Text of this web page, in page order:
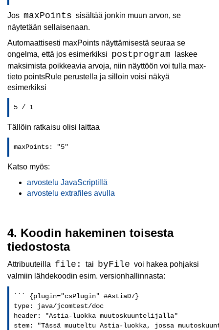
Jos maxPoints sisältää jonkin muun arvon, se
näytetään sellaisenaan.
Automaattisesti maxPoints näyttämisestä seuraa se
ongelma, että jos esimerkiksi postprogram
laskee
maksimista poikkeavia arvoja, niin näyttöön voi tulla max-
tieto pointsRule perustella ja silloin voisi näkyä
esimerkiksi
5 / 1
Tällöin ratkaisu olisi laittaa
maxPoints: "5"
Katso myös:
arvostelu JavaScriptillä
arvostelu extrafiles avulla
4. Koodin hakeminen toisesta
tiedostosta
Attribuuteilla file: tai byFile voi hakea pohjaksi
valmiin lähdekoodin esim. versionhallinnasta:
``` {plugin="csPlugin" #AstiaD7}
type: java/jcomtest/doc
header: "Astia-luokka muutoskuuntelijalla"
stem: "Tässä muuteltu Astia-luokka, jossa